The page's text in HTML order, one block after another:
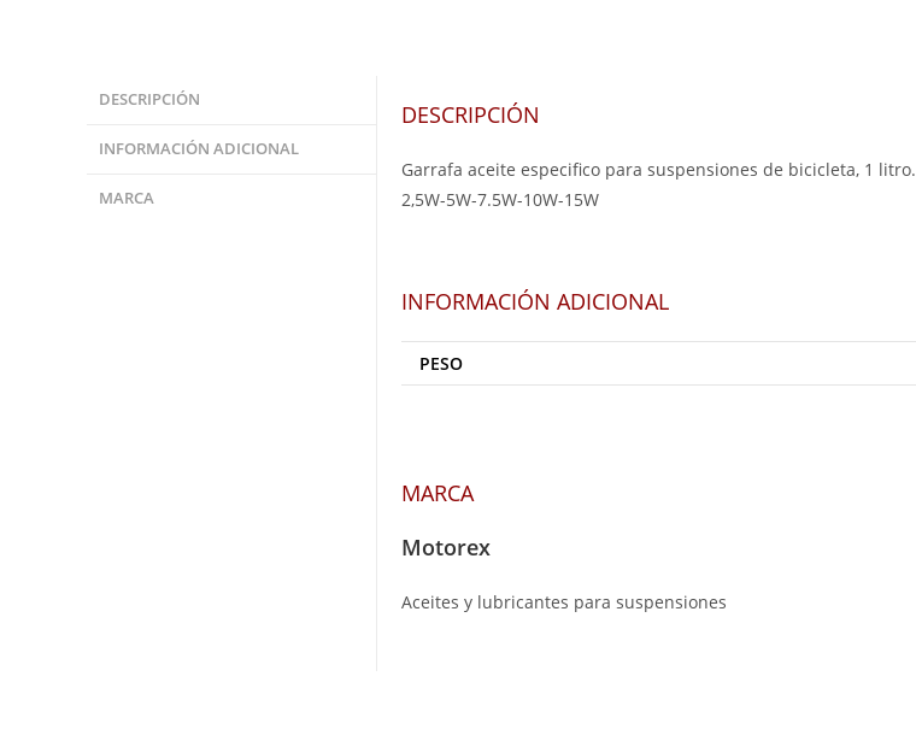
DESCRIPCIÓN
INFORMACIÓN ADICIONAL
MARCA
DESCRIPCIÓN
Garrafa aceite especifico para suspensiones de bicicleta, 1 litro.
2,5W-5W-7.5W-10W-15W
INFORMACIÓN ADICIONAL
PESO
MARCA
Motorex
Aceites y lubricantes para suspensiones